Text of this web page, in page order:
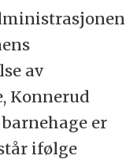
av
Konnerud
er
ifølge